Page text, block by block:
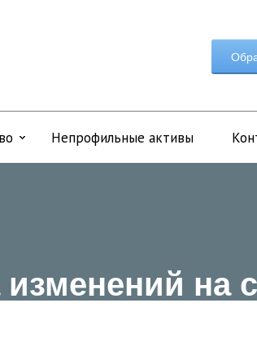
Непрофильные активы
на